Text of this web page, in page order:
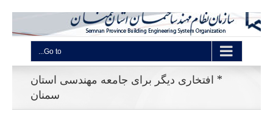
Go to...
* افتخاری دیگر برای جامعه مهندسی استان
سمنان